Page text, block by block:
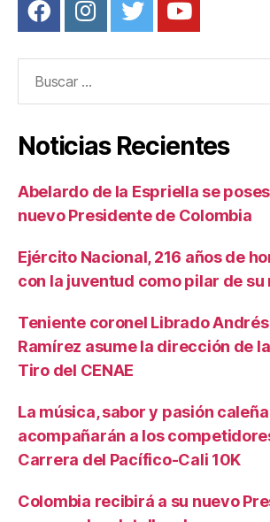
Noticias Recientes
Abelardo de la Espriella se
nuevo Presidente de Colombia
Ejército Nacional, 216 años de
con la juventud como pilar de
Teniente coronel Librado
Ramírez asume la dirección de
Tiro del CENAE
La música, sabor y pasión caleña
acompañarán a los
Carrera del Pacífico-Cali 10K
Colombia recibirá a su nuevo